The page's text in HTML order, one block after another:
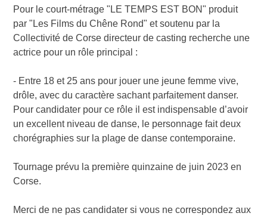
Pour le court-métrage "LE TEMPS EST BON" produit
par "Les Films du Chêne Rond" et soutenu par la
Collectivité de Corse directeur de casting recherche une
actrice pour un rôle principal :
- Entre 18 et 25 ans pour jouer une jeune femme vive,
drôle, avec du caractère sachant parfaitement danser.
Pour candidater pour ce rôle il est indispensable d’avoir
un excellent niveau de danse, le personnage fait deux
chorégraphies sur la plage de danse contemporaine.
Tournage prévu la première quinzaine de juin 2023 en
Corse.
Merci de ne pas candidater si vous ne correspondez aux